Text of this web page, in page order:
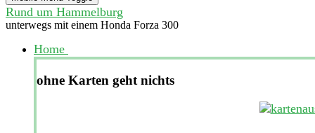
Rund um Hammelburg
unterwegs mit einem Honda Forza 300
Home
ohne Karten geht nichts